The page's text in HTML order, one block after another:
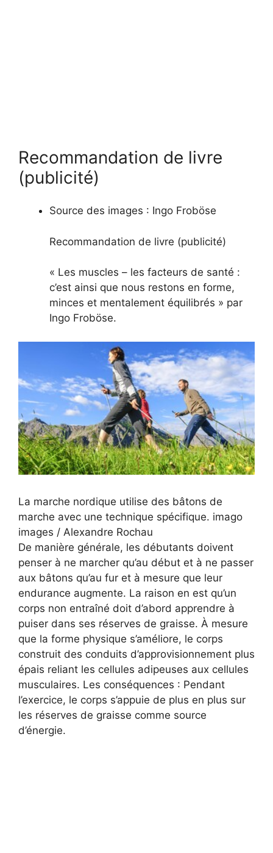
Recommandation de livre
(publicité)
Source des images : Ingo Froböse
Recommandation de livre (publicité)
« Les muscles – les facteurs de santé :
c’est ainsi que nous restons en forme,
minces et mentalement équilibrés » par
Ingo Froböse.
La marche nordique utilise des bâtons de
marche avec une technique spécifique. imago
images / Alexandre Rochau
De manière générale, les débutants doivent
penser à ne marcher qu’au début et à ne passer
aux bâtons qu’au fur et à mesure que leur
endurance augmente. La raison en est qu’un
corps non entraîné doit d’abord apprendre à
puiser dans ses réserves de graisse. À mesure
que la forme physique s’améliore, le corps
construit des conduits d’approvisionnement plus
épais reliant les cellules adipeuses aux cellules
musculaires. Les conséquences : Pendant
l’exercice, le corps s’appuie de plus en plus sur
les réserves de graisse comme source
d’énergie.